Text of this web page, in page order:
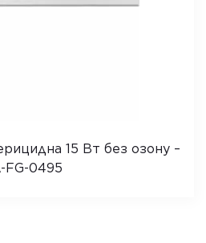
15 Вт без озону –
FG-0495